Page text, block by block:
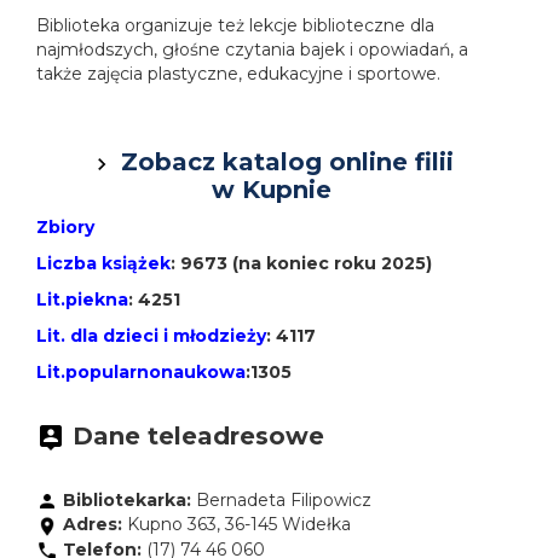
Biblioteka organizuje też lekcje biblioteczne dla
najmłodszych, głośne czytania bajek i opowiadań, a
także zajęcia plastyczne, edukacyjne i sportowe.
Zobacz katalog online filii
w Kupnie
Zbiory
Liczba książek: 9673 (na koniec roku 2025)
Lit.piekna: 4251
Lit. dla dzieci i młodzieży: 4117
Lit.popularnonaukowa:1305
Dane teleadresowe
Bibliotekarka: Bernadeta Filipowicz
Adres: Kupno 363, 36-145 Widełka
Telefon: (17) 74 46 060